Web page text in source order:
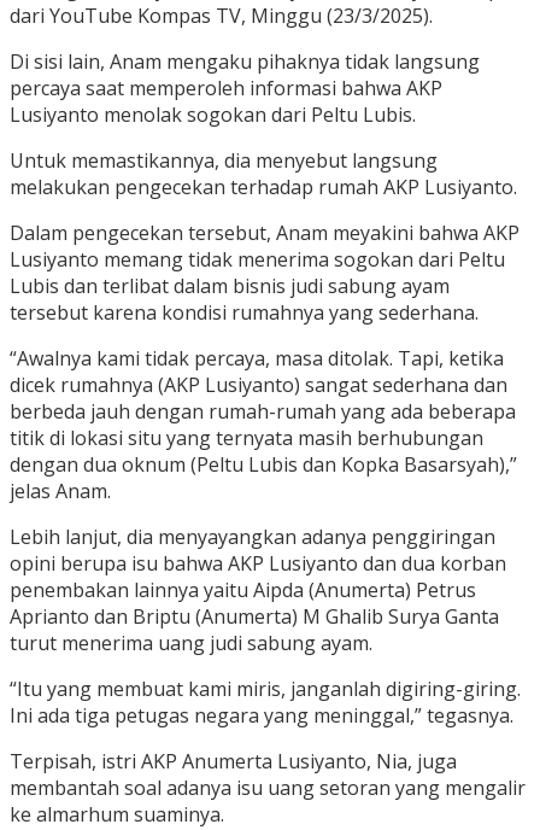
dari YouTube Kompas TV, Minggu (23/3/2025).
Di sisi lain, Anam mengaku pihaknya tidak langsung
percaya saat memperoleh informasi bahwa AKP
Lusiyanto menolak sogokan dari Peltu Lubis.
Untuk memastikannya, dia menyebut langsung
melakukan pengecekan terhadap rumah AKP Lusiyanto.
Dalam pengecekan tersebut, Anam meyakini bahwa AKP
Lusiyanto memang tidak menerima sogokan dari Peltu
Lubis dan terlibat dalam bisnis judi sabung ayam
tersebut karena kondisi rumahnya yang sederhana.
“Awalnya kami tidak percaya, masa ditolak. Tapi, ketika
dicek rumahnya (AKP Lusiyanto) sangat sederhana dan
berbeda jauh dengan rumah-rumah yang ada beberapa
titik di lokasi situ yang ternyata masih berhubungan
dengan dua oknum (Peltu Lubis dan Kopka Basarsyah),”
jelas Anam.
Lebih lanjut, dia menyayangkan adanya penggiringan
opini berupa isu bahwa AKP Lusiyanto dan dua korban
penembakan lainnya yaitu Aipda (Anumerta) Petrus
Aprianto dan Briptu (Anumerta) M Ghalib Surya Ganta
turut menerima uang judi sabung ayam.
“Itu yang membuat kami miris, janganlah digiring-giring.
Ini ada tiga petugas negara yang meninggal,” tegasnya.
Terpisah, istri AKP Anumerta Lusiyanto, Nia, juga
membantah soal adanya isu uang setoran yang mengalir
ke almarhum suaminya.